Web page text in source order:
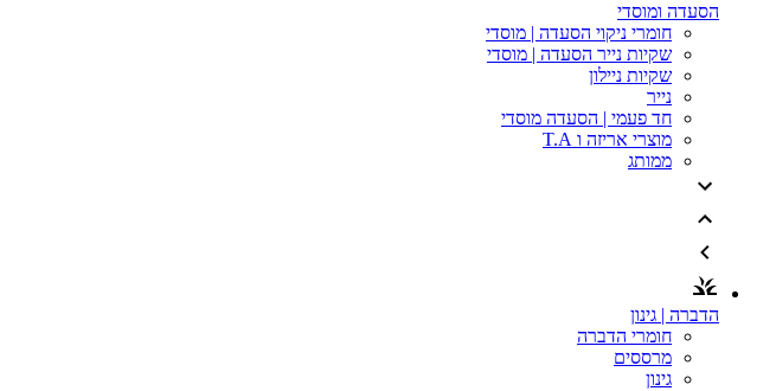
הסעדה ומוסדי
חומרי ניקוי הסעדה | מוסדי
שקיות נייר הסעדה | מוסדי
שקיות ניילון
נייר
חד פעמי | הסעדה מוסדי
מוצרי אריזה ו T.A
ממותג
הדברה | גינון
חומרי הדברה
מרססים
גינון